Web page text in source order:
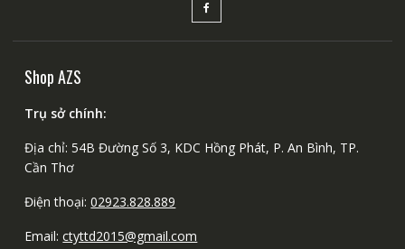
Shop AZS
Trụ sở chính:
Địa chỉ: 54B Đường Số 3, KDC Hồng Phát, P. An Bình, TP.
Cần Thơ
Điện thoại:02923.828.889
Email:ctyttd2015@gmail.com